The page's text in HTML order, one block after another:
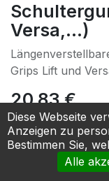
Versa,...)
Grips Lift und
20,83€
Zur Anfrage
Diese Webseite
Anzeigen zu
Bestimmen Sie,
Alle